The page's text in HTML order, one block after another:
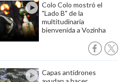
Colo Colo mostró el
"Lado B" de la
multitudinaria
bienvenida a Vozinha
Capas antidrones